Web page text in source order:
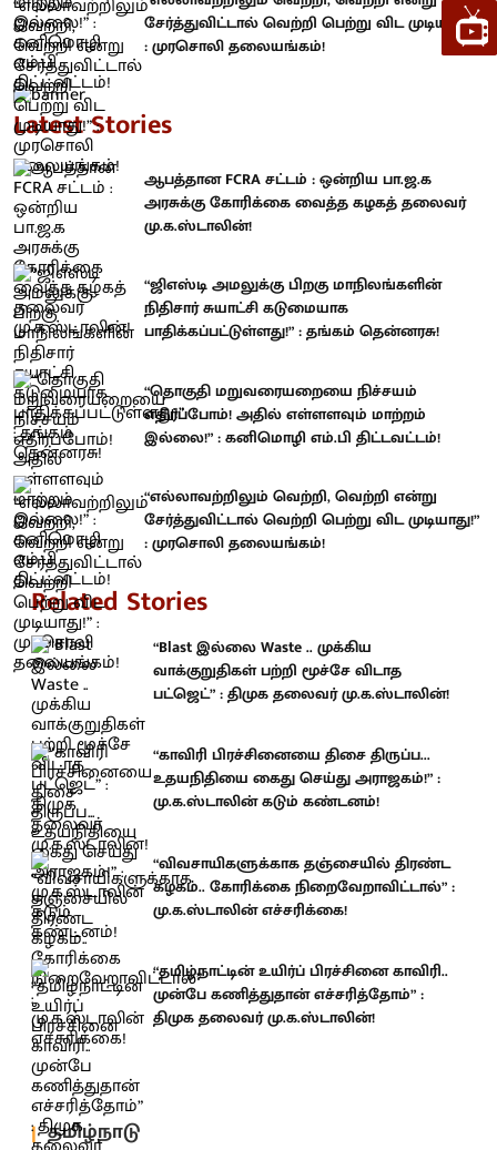
சேர்த்துவிட்டால் வெற்றி பெற்று விட முடியாது!”
: முரசொலி தலையங்கம்!
Latest Stories
ஆபத்தான FCRA சட்டம் : ஒன்றிய பா.ஜ.க
அரசுக்கு கோரிக்கை வைத்த கழகத் தலைவர்
மு.க.ஸ்டாலின்!
“ஜிஎஸ்டி அமலுக்கு பிறகு மாநிலங்களின்
நிதிசார் சுயாட்சி கடுமையாக
பாதிக்கப்பட்டுள்ளது!” : தங்கம் தென்னரசு!
“தொகுதி மறுவரையறையை நிச்சயம்
எதிர்ப்போம்! அதில் எள்ளளவும் மாற்றம்
இல்லை!” : கனிமொழி எம்.பி திட்டவட்டம்!
“எல்லாவற்றிலும் வெற்றி, வெற்றி என்று
சேர்த்துவிட்டால் வெற்றி பெற்று விட முடியாது!”
: முரசொலி தலையங்கம்!
Related Stories
“Blast இல்லை Waste .. முக்கிய
வாக்குறுதிகள் பற்றி மூச்சே விடாத
பட்ஜெட்” : திமுக தலைவர் மு.க.ஸ்டாலின்!
“காவிரி பிரச்சினையை திசை திருப்ப...
உதயநிதியை கைது செய்து அராஜகம்!” :
மு.க.ஸ்டாலின் கடும் கண்டனம்!
“விவசாயிகளுக்காக தஞ்சையில் திரண்ட
கழகம்.. கோரிக்கை நிறைவேறாவிட்டால்” :
மு.க.ஸ்டாலின் எச்சரிக்கை!
“தமிழ்நாட்டின் உயிர்ப் பிரச்சினை காவிரி..
முன்பே கணித்துதான் எச்சரித்தோம்” :
திமுக தலைவர் மு.க.ஸ்டாலின்!
தமிழ்நாடு